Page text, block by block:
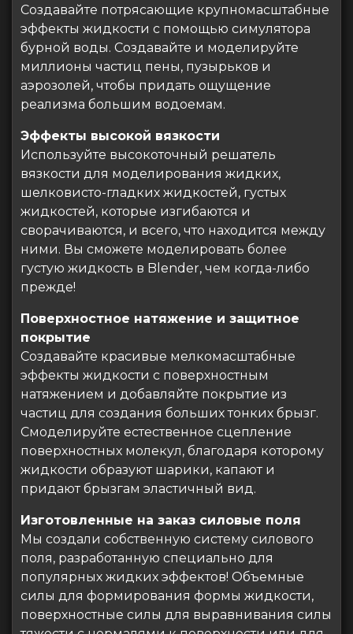
Создавайте потрясающие крупномасштабные
эффекты жидкости с помощью симулятора
бурной воды. Создавайте и моделируйте
миллионы частиц пены, пузырьков и
аэрозолей, чтобы придать ощущение
реализма большим водоемам.
Эффекты высокой вязкости
Используйте высокоточный решатель
вязкости для моделирования жидких,
шелковисто-гладких жидкостей, густых
жидкостей, которые изгибаются и
сворачиваются, и всего, что находится между
ними. Вы сможете моделировать более
густую жидкость в Blender, чем когда-либо
прежде!
Поверхностное натяжение и защитное
покрытие
Создавайте красивые мелкомасштабные
эффекты жидкости с поверхностным
натяжением и добавляйте покрытие из
частиц для создания больших тонких брызг.
Смоделируйте естественное сцепление
поверхностных молекул, благодаря которому
жидкости образуют шарики, капают и
придают брызгам эластичный вид.
Изготовленные на заказ силовые поля
Мы создали собственную систему силового
поля, разработанную специально для
популярных жидких эффектов! Объемные
силы для формирования формы жидкости,
поверхностные силы для выравнивания силы